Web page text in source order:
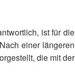
ist für die
einer längeren
die mit der